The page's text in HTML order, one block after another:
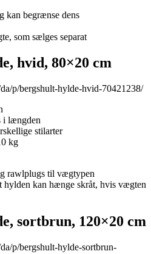
kan begrænse dens
som sælges separat
hvid, 80×20 cm
p/bergshult-hylde-hvid-70421238/
i længden
stilarter
kg
rawlplugs til vægtypen
hylden kan hænge skråt, hvis vægten
sortbrun, 120×20 cm
p/bergshult-hylde-sortbrun-